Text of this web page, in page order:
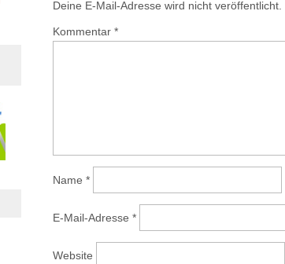
Deine E-Mail-Adresse wird nicht veröffentlicht.
Kommentar *
Name *
E-Mail-Adresse *
Website